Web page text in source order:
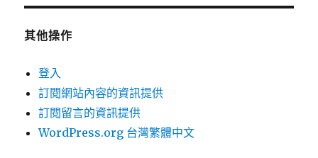
其他操作
登入
訂閱網站內容的資訊提供
訂閱留言的資訊提供
WordPress.org 台灣繁體中文